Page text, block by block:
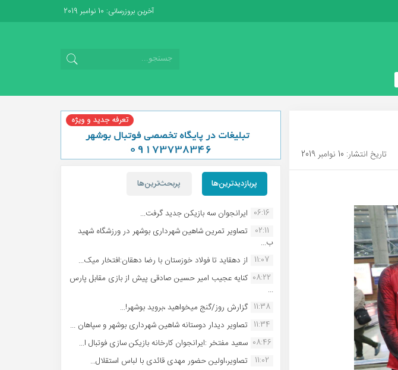
آخرین بروزرسانی: 10 نوامبر 2019
تاریخ انتشار: 10 نوامبر 2019
پربازدیدترین‌ها پربحث‌ترین‌ها
06:16 ایرانجوان سه بازیکن جدید گرفت...
02:11
تصاویر تمرین شاهین شهردارى بوشهر در ورزشگاه شهید
ب...
11:07 از دهقاید تا فولاد خوزستان با رضا دهقان:افتخار میک...
08:22 کنایه عجیب امیر حسین صادقی پیش از بازی مقابل پارس
...
11:38 گزارش روز/گنج میخواهید ،بروید بوشهر!...
11:34 تصاویر دیدار دوستانه شاهین شهردارى بوشهر و سپاهان ...
08:46 سعید مفتخر :ایرانجوان کارخانه بازیکن سازی فوتبال ا...
11:02
تصاویر،اولین حضور مهدی قائدی با لباس استقلال...